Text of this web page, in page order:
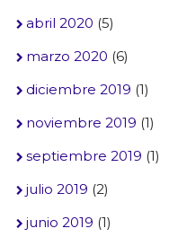
abril 2020 (5)
marzo 2020 (6)
diciembre 2019 (1)
noviembre 2019 (1)
septiembre 2019 (1)
julio 2019 (2)
junio 2019 (1)